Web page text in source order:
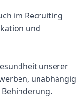
im Recruiting
und
unserer
unabhängig